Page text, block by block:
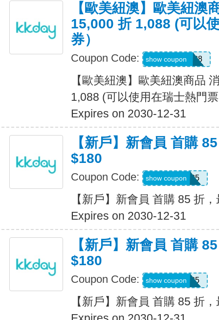
【歐美紐澳】歐美紐澳
15,000 折 1,088 (可以
券）
Coupon Code: PRESUM1088
show coupon
【歐美紐澳】歐美紐澳商品
1,088 (可以使用在瑞士熱門
Expires on 2030-12-31
【新戶】新會員 首購
$180
Coupon Code: SPR85
show coupon
【新戶】新會員 首購 85 折
Expires on 2030-12-31
【新戶】新會員 首購
$180
Coupon Code: SPR85
show coupon
【新戶】新會員 首購 85 折